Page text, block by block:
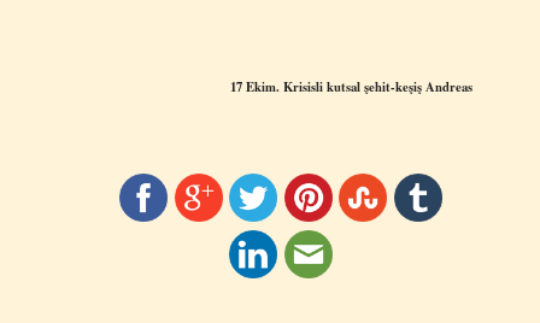
17 Ekim. Krisisli kutsal şehit-keşiş Andreas